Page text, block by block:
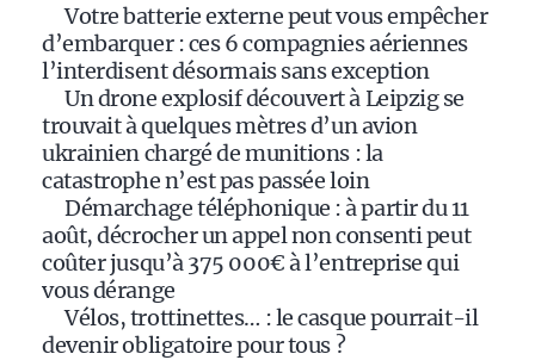
Votre batterie externe peut vous empêcher
d’embarquer : ces 6 compagnies aériennes
l’interdisent désormais sans exception
Un drone explosif découvert à Leipzig se
trouvait à quelques mètres d’un avion
ukrainien chargé de munitions : la
catastrophe n’est pas passée loin
Démarchage téléphonique : à partir du 11
août, décrocher un appel non consenti peut
coûter jusqu’à 375 000€ à l’entreprise qui
vous dérange
Vélos, trottinettes… : le casque pourrait-il
devenir obligatoire pour tous ?